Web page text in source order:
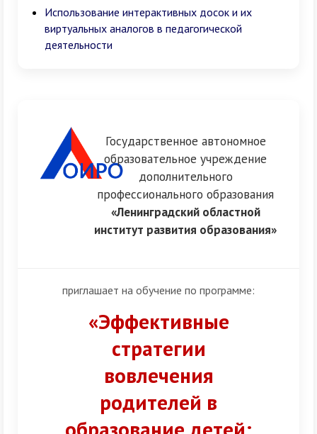
Использование интерактивных досок и их
виртуальных аналогов в педагогической
деятельности
Государственное автономное
образовательное учреждение
дополнительного
профессионального образования
«Ленинградский областной
институт развития образования»
приглашает на обучение по программе:
«Эффективные
стратегии
вовлечения
родителей в